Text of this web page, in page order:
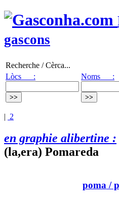
gascons
Recherche / Cèrca...
Lòcs :
Noms :
| 2
en graphie alibertine :
(la,era) Pomareda
poma/